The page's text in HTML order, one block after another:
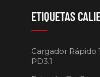
ETIQUETAS
Cargador Rápido
PD3.1